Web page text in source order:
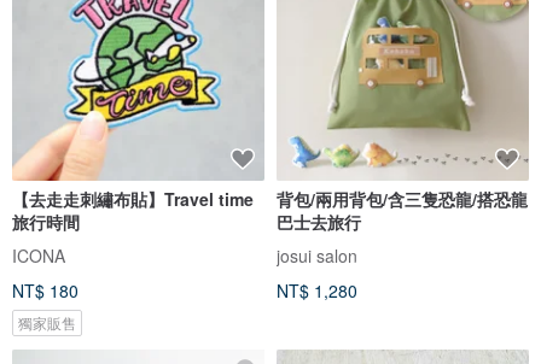
【去走走刺繡布貼】Travel time
旅行時間
ICONA
NT$ 180
獨家販售
背包/兩用背包/含三隻恐龍/搭恐龍
巴士去旅行
josui salon
NT$ 1,280